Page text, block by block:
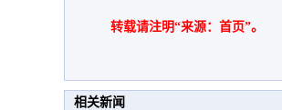
转载请注明“来源：首页”。
相关新闻